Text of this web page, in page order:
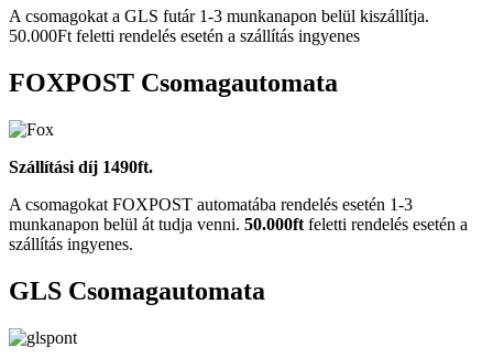
A csomagokat a GLS futár 1-3 munkanapon belül kiszállítja.
50.000Ft feletti rendelés esetén a szállítás ingyenes
FOXPOST Csomagautomata
Szállítási díj 1490ft.
A csomagokat FOXPOST automatába rendelés esetén 1-3
munkanapon belül át tudja venni. 50.000ft feletti rendelés esetén a
szállítás ingyenes.
GLS Csomagautomata